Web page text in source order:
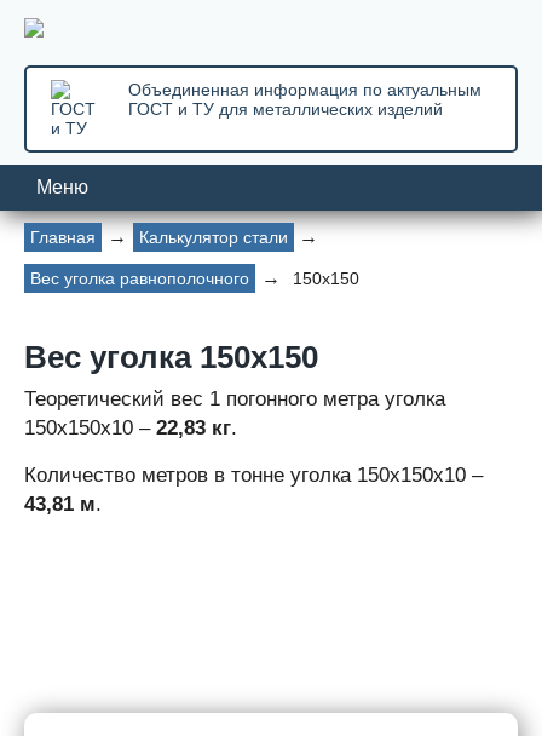
Объединенная информация по актуальным
ГОСТ и ТУ для металлических изделий
Меню
Главная Калькулятор стали
Вес уголка равнополочного 150х150
Вес уголка 150х150
Теоретический вес 1 погонного метра уголка
150х150х10 – 22,83 кг.
Количество метров в тонне уголка 150х150х10 –
43,81 м.